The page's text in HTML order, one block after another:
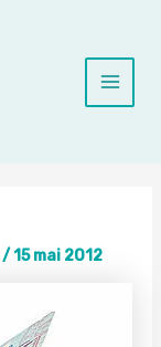
Main
/15 mai 2012